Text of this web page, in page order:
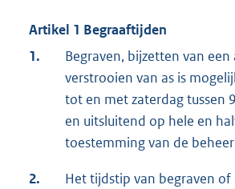
Artikel 1 Begraaftijden
1.
Begraven, bijzetten van een
verstrooien van as is
tot en met zaterdag tussen
en uitsluitend op hele en
toestemming van de
2.
Het tijdstip van begraven